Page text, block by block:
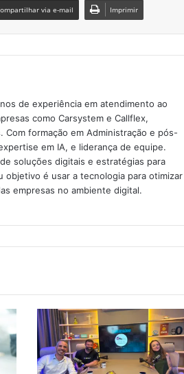
via e-mail Imprimir
de experiência em atendimento ao
como Carsystem e Callflex,
formação em Administração e pós-
em IA, e liderança de equipe.
soluções digitais e estratégias para
objetivo é usar a tecnologia para otimizar
empresas no ambiente digital.